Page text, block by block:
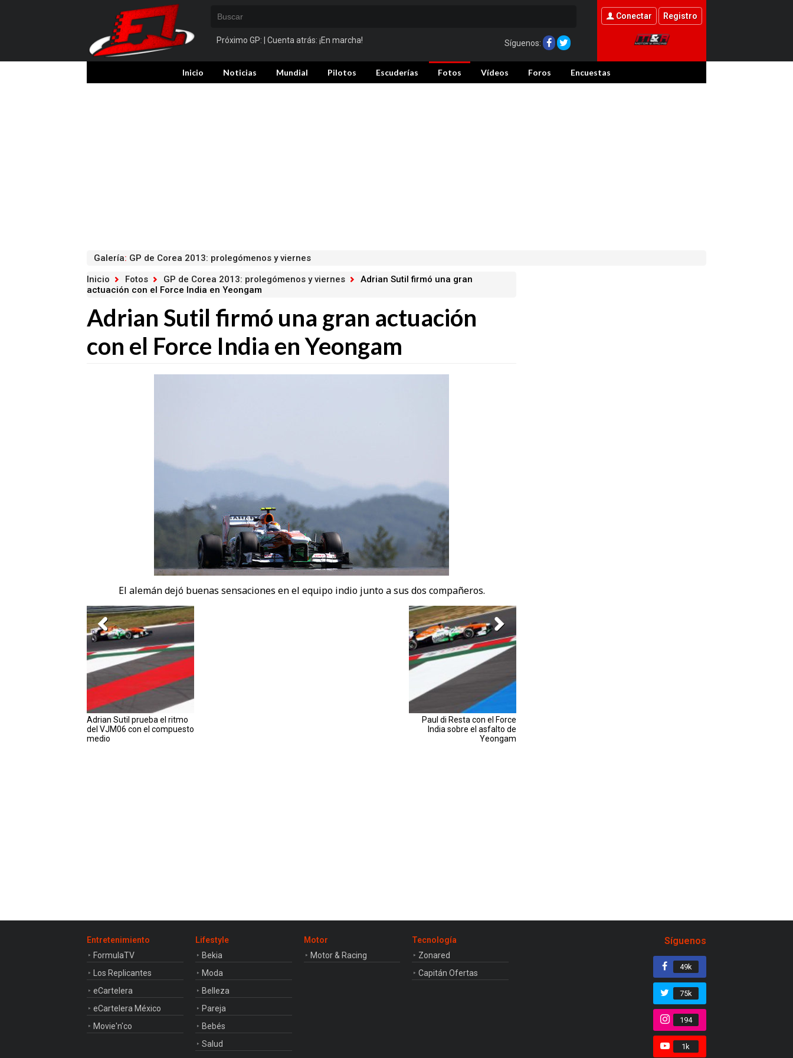
Próximo GP: | Cuenta atrás: ¡En marcha! Síguenos:
Conectar Registro
Inicio Noticias Mundial Pilotos Escuderías Fotos Vídeos Foros Encuestas
Galería: GP de Corea 2013: prolegómenos y viernes
Inicio
Fotos GP de Corea 2013: prolegómenos y viernes
Adrian Sutil firmó una gran
actuación con el Force India en Yeongam
Adrian Sutil firmó una gran actuación
con el Force India en Yeongam
El alemán dejó buenas sensaciones en el equipo indio junto a sus dos compañeros.
Adrian Sutil prueba el ritmo
del VJM06 con el compuesto
medio
Paul di Resta con el Force
India sobre el asfalto de
Yeongam
Entretenimiento
FormulaTV
Los Replicantes
eCartelera
eCartelera México
Movie'n'co
Lifestyle
Bekia
Moda
Belleza
Pareja
Bebés
Salud
Motor
Motor & Racing
Tecnología
Zonared
Capitán Ofertas
Síguenos
49k
75k
194
1k